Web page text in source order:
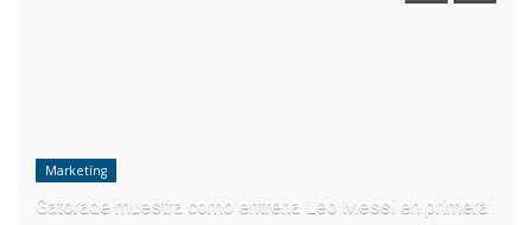
Marketíng
Gatorade muestra como entrena Leo Messi en primera